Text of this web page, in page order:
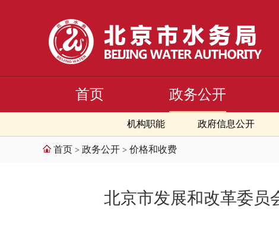
首页 政务公开
机构职能 政府信息公开
首页 > 政务公开 > 价格和收费
北京市发展和改革委员